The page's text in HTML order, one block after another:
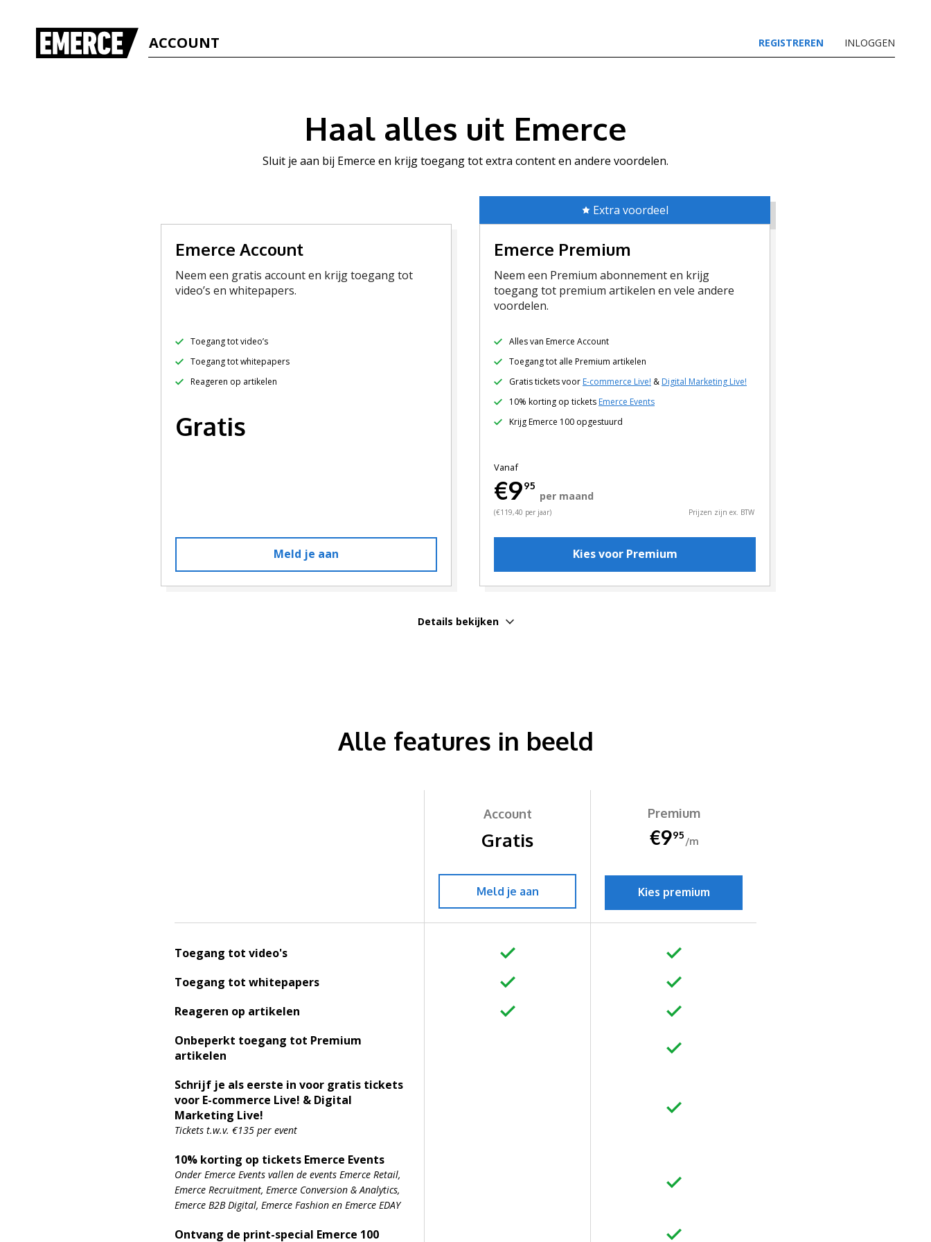
ACCOUNT REGISTREREN INLOGGEN
Haal alles uit Emerce
Sluit je aan bij Emerce en krijg toegang tot extra content en andere voordelen.
Emerce Account
Neem een gratis account en krijg toegang tot
video’s en whitepapers.
Toegang tot video’s
Toegang tot whitepapers
Reageren op artikelen
Gratis
Meld je aan
Extra voordeel
Emerce Premium
Neem een Premium abonnement en krijg
toegang tot premium artikelen en vele andere
voordelen.
Alles van Emerce Account
Toegang tot alle Premium artikelen
Gratis tickets voor E-commerce Live! & Digital Marketing Live!
10% korting op tickets Emerce Events
Krijg Emerce 100 opgestuurd
Vanaf
€995
per maand
(€119,40 per jaar) Prijzen zijn ex. BTW
Kies voor Premium
Details bekijken
Alle features in beeld
Account
Gratis
Meld je aan
Premium
€995
/m
Kies premium
Toegang tot video's
Toegang tot whitepapers
Reageren op artikelen
Onbeperkt toegang tot Premium
artikelen
Schrijf je als eerste in voor gratis tickets
voor E-commerce Live! & Digital
Marketing Live!
Tickets t.w.v. €135 per event
10% korting op tickets Emerce Events
Onder Emerce Events vallen de events Emerce Retail,
Emerce Recruitment, Emerce Conversion & Analytics,
Emerce B2B Digital, Emerce Fashion en Emerce EDAY
Ontvang de print-special Emerce 100